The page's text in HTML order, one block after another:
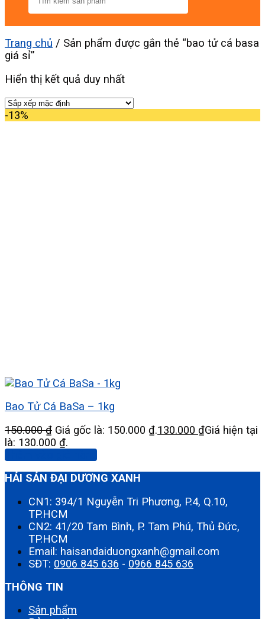
Trang chủ / Sản phẩm được gắn thẻ “bao tử cá basa
giá sỉ”
Hiển thị kết quả duy nhất
-13%
Bao Tử Cá BaSa – 1kg
150.000₫ Giá gốc là: 150.000 ₫.130.000 ₫Giá hiện tại
là: 130.000 ₫.
Thêm vào giỏ hàng
HẢI SẢN ĐẠI DƯƠNG XANH
CN1: 394/1 Nguyễn Tri Phương, P.4, Q.10,
TP.HCM
CN2: 41/20 Tam Bình, P. Tam Phú, Thủ Đức,
TP.HCM
Email: haisandaiduongxanh@gmail.com
SĐT: 0906 845 636 - 0966 845 636
THÔNG TIN
Sản phẩm